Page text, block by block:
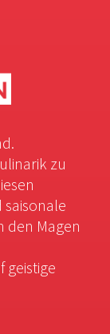
zu
saisonale
den Magen
geistige